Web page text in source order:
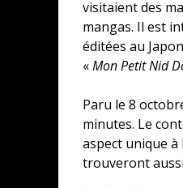
visitaient des
mangas. Il est
éditées au
«Mon Petit Nid
Paru le 8
minutes. Le
aspect unique à
trouveront